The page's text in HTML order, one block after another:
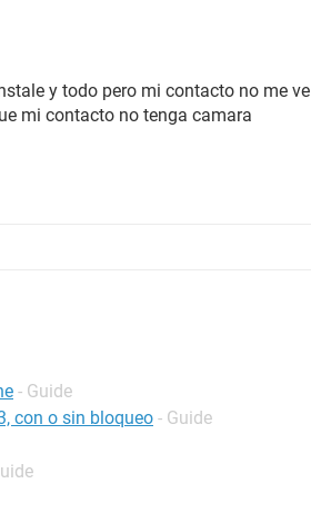
y todo pero mi contacto no me ve
mi contacto no tenga camara
- Guide
con o sin bloqueo - Guide